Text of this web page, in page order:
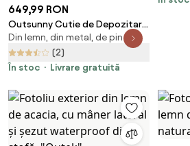
649,99 RON
Outsunny Cutie de Depozitare
pentru Exterior 121L cu Roți,
Organizator din Lemn cu
Armătură de Oțel, Maro |
Din lemn, din metal, de pin
(2)
În stoc
Livrare gratuită
Casaria